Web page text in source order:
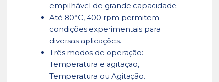
empilhável de grande capacidade.
Até 80°C, 400 rpm permitem
condições experimentais para
diversas aplicações.
Três modos de operação:
Temperatura e agitação,
Temperatura ou Agitação.